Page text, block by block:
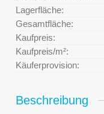
Lagerfläche:
Gesamtfläche:
Kaufpreis:
Kaufpreis/m²:
Käuferprovision:
Beschreibung